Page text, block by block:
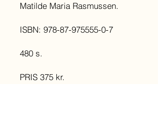
Matilde Maria Rasmussen.
ISBN: 978-87-975555-0-7
480 s.
PRIS 375 kr.